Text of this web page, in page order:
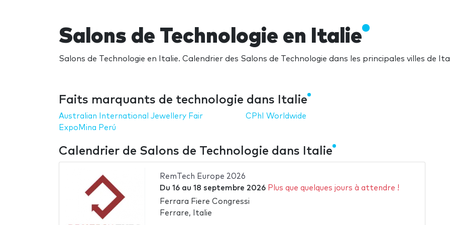
Salons de Technologie en Italie
Salons de Technologie en Italie. Calendrier des Salons de Technologie dans les principales villes de
Faits marquants de technologie dans Italie
Australian International Jewellery Fair
ExpoMina Perú
CPhI Worldwide
Calendrier de Salons de Technologie dans Italie
RemTech Europe 2026
Du 16au 18 septembre 2026 Plus que quelques jours à attendre !
Ferrara Fiere Congressi
Ferrare, Italie